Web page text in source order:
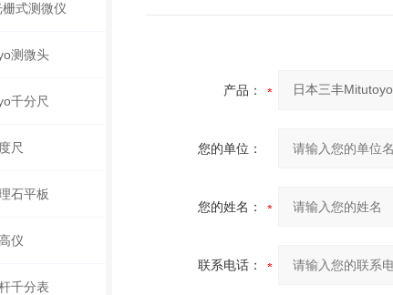
式测微仪
测微头
千分尺
尺
石平板
仪
千分表
产品：
您的单位：
您的姓名：
联系电话：